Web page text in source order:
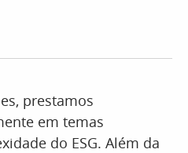
prestamos
em temas
do ESG. Além da